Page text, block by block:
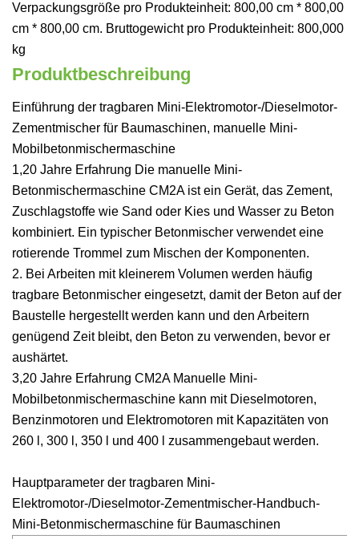
Verpackungsgröße pro Produkteinheit: 800,00 cm * 800,00
cm * 800,00 cm. Bruttogewicht pro Produkteinheit: 800,000
kg
Produktbeschreibung
Einführung der tragbaren Mini-Elektromotor-/Dieselmotor-
Zementmischer für Baumaschinen, manuelle Mini-
Mobilbetonmischermaschine
1,20 Jahre Erfahrung Die manuelle Mini-
Betonmischermaschine CM2A ist ein Gerät, das Zement,
Zuschlagstoffe wie Sand oder Kies und Wasser zu Beton
kombiniert. Ein typischer Betonmischer verwendet eine
rotierende Trommel zum Mischen der Komponenten.
2. Bei Arbeiten mit kleinerem Volumen werden häufig
tragbare Betonmischer eingesetzt, damit der Beton auf der
Baustelle hergestellt werden kann und den Arbeitern
genügend Zeit bleibt, den Beton zu verwenden, bevor er
aushärtet.
3,20 Jahre Erfahrung CM2A Manuelle Mini-
Mobilbetonmischermaschine kann mit Dieselmotoren,
Benzinmotoren und Elektromotoren mit Kapazitäten von
260 l, 300 l, 350 l und 400 l zusammengebaut werden.
Hauptparameter der tragbaren Mini-
Elektromotor-/Dieselmotor-Zementmischer-Handbuch-
Mini-Betonmischermaschine für Baumaschinen